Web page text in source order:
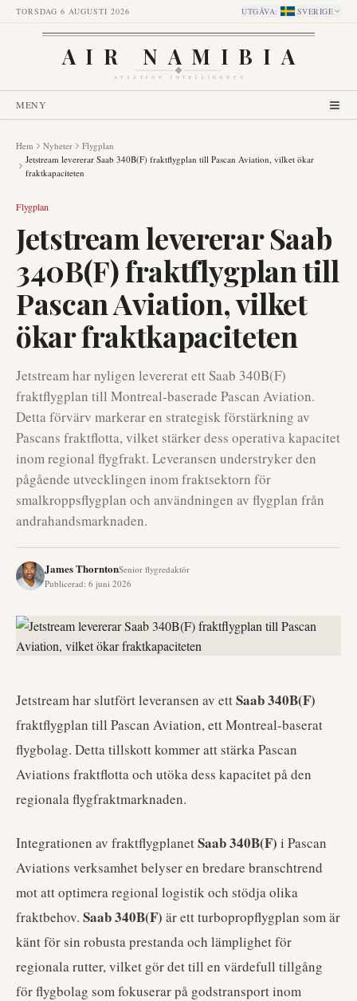
TORSDAG 6 AUGUSTI 2026 UTGÅVA: SVERIGE
AIR NAMIBIA
AVIATION INTELLIGENCE
MENY
Hem Nyheter
Flygplan
Jetstream levererar Saab 340B(F) fraktflygplan till Pascan Aviation, vilket ökar
fraktkapaciteten
Flygplan
Jetstream levererar Saab
340B(F) fraktflygplan till
Pascan Aviation, vilket
ökar fraktkapaciteten
Jetstream har nyligen levererat ett Saab 340B(F)
fraktflygplan till Montreal-baserade Pascan Aviation.
Detta förvärv markerar en strategisk förstärkning av
Pascans fraktflotta, vilket stärker dess operativa kapacitet
inom regional flygfrakt. Leveransen understryker den
pågående utvecklingen inom fraktsektorn för
smalkroppsflygplan och användningen av flygplan från
andrahandsmarknaden.
James ThorntonSenior flygredaktör
Publicerad: 6 juni 2026
Jetstream har slutfört leveransen av ettSaab 340B(F)
fraktflygplan till Pascan Aviation, ett Montreal-baserat
flygbolag. Detta tillskott kommer att stärka Pascan
Aviations fraktflotta och utöka dess kapacitet på den
regionala flygfraktmarknaden.
Integrationen av fraktflygplanetSaab 340B(F) i Pascan
Aviations verksamhet belyser en bredare branschtrend
mot att optimera regional logistik och stödja olika
fraktbehov. Saab 340B(F) är ett turbopropflygplan som är
känt för sin robusta prestanda och lämplighet för
regionala rutter, vilket gör det till en värdefull tillgång
för flygbolag som fokuserar på godstransport inom